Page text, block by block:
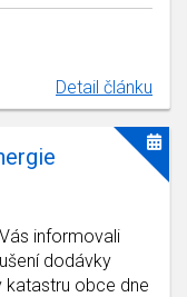
Detail článku
informovali
dodávky
katastru obce dne